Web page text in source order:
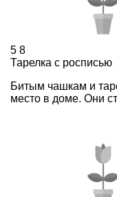
5 8
Тарелка с росписью
Битым чашкам и
место в доме. Они